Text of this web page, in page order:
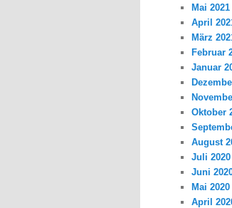
Mai 2021
April
März
Februar
Januar
Oktober
August
Juli 2020
Juni
Mai 2020
April